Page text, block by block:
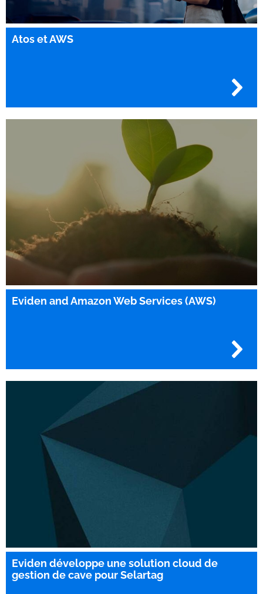
Atos et AWS
Eviden and Amazon Web Services (AWS)
Eviden développe une solution cloud de
gestion de cave pour Selartag